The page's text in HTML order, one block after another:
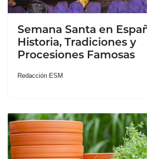
Semana Santa en
Historia, Tradiciones y
Procesiones Famosas
Redacción ESM